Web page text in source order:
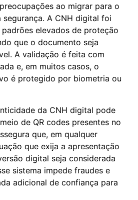
ao migrar para o
A CNH digital foi
elevados de proteção
que o documento seja
A validação é feita com
e, em muitos casos, o
é protegido por biometria ou
da CNH digital pode
de QR codes presentes no
que, em qualquer
que exija a apresentação
digital seja considerada
sistema impede fraudes e
adicional de confiança para